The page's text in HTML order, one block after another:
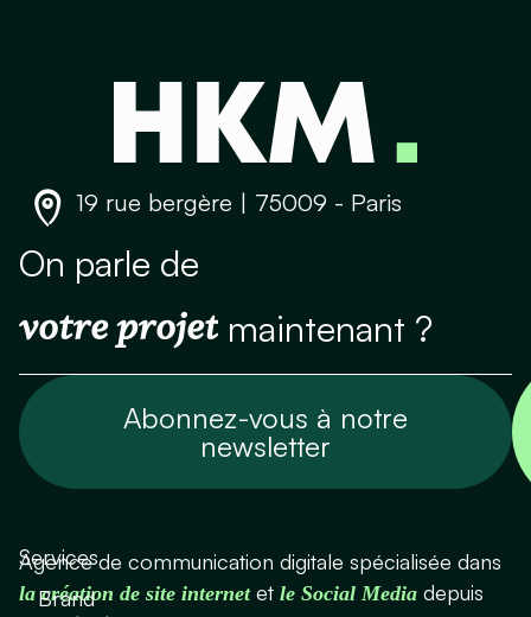
19 rue bergère | 75009 - Paris
On parle de
votre projet maintenant ?
Abonnez-vous à notre
newsletter
Agence de communication digitale spécialisée dans
la création de site internetet le Social Media depuis
Services
Brand